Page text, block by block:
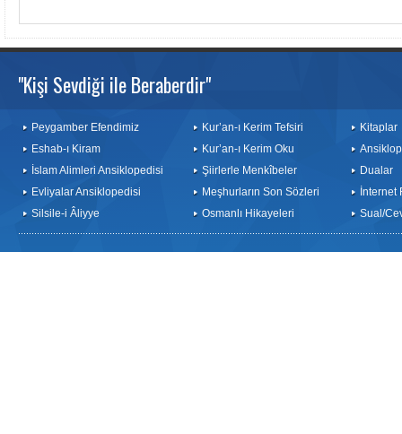
"Kişi Sevdiği ile Beraberdir"
Peygamber Efendimiz
Eshab-ı Kiram
İslam Alimleri Ansiklopedisi
Evliyalar Ansiklopedisi
Silsile-i Âliyye
Kur’an-ı Kerim Tefsiri
Kur’an-ı Kerim Oku
Şiirlerle Menkîbeler
Meşhurların Son Sözleri
Osmanlı Hikayeleri
Kitaplar
Dualar
İnternet
Sual/